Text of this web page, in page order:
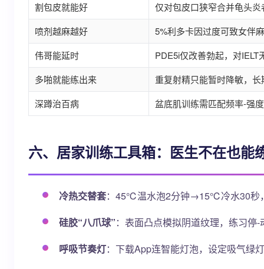
割包皮就能好
仅对包皮口狭窄合并龟头
喷剂越麻越好
5%利多卡因过度可致女伴
伟哥能延时
PDE5i仅改善勃起，对
多啪就能练出来
重复射精只能暂时降敏，
深蹲治百病
盆底肌训练需匹配频率-强
六、居家训练工具箱：医生不在也能
冷热交替套：45℃温水泡2分钟→15℃冷水30秒
硅胶“八爪球”：表面凸点模拟阴道纹理，练习停
呼吸节奏灯：下载App连智能灯泡，设定吸气绿